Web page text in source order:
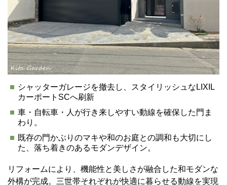
シャッターガレージを撤去し、スタイリッシュなLIXIL
カーポートSCへ刷新
車・自転車・人が行き来しやすい動線を確保した門ま
わり。
既存の門かぶりのマキや和のお庭との調和も大切にし
た、落ち着きのあるモダンデザイン。
リフォームにより、機能性と美しさが融合した和モダンな
外構が完成。三世帯それぞれが快適に暮らせる動線を実現